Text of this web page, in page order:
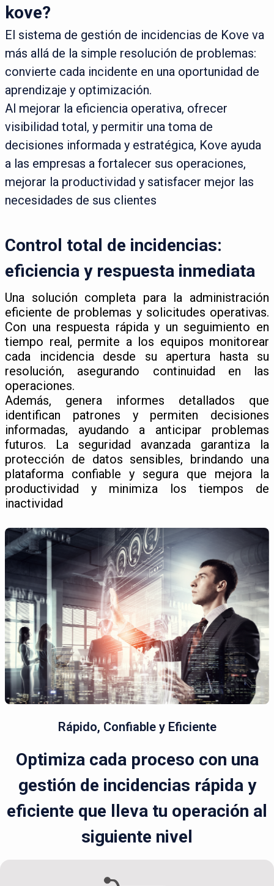
kove?
El sistema de gestión de incidencias de Kove va
más allá de la simple resolución de problemas:
convierte cada incidente en una oportunidad de
aprendizaje y optimización.
Al mejorar la eficiencia operativa, ofrecer
visibilidad total, y permitir una toma de
decisiones informada y estratégica, Kove ayuda
a las empresas a fortalecer sus operaciones,
mejorar la productividad y satisfacer mejor las
necesidades de sus clientes
Control total de incidencias:
eficiencia y respuesta inmediata
Una solución completa para la administración
eficiente de problemas y solicitudes operativas.
Con una respuesta rápida y un seguimiento en
tiempo real, permite a los equipos monitorear
cada incidencia desde su apertura hasta su
resolución, asegurando continuidad en las
operaciones.
Además, genera informes detallados que
identifican patrones y permiten decisiones
informadas, ayudando a anticipar problemas
futuros. La seguridad avanzada garantiza la
protección de datos sensibles, brindando una
plataforma confiable y segura que mejora la
productividad y minimiza los tiempos de
inactividad
Rápido, Confiable y Eficiente
Optimiza cada proceso con una
gestión de incidencias rápida y
eficiente que lleva tu operación al
siguiente nivel